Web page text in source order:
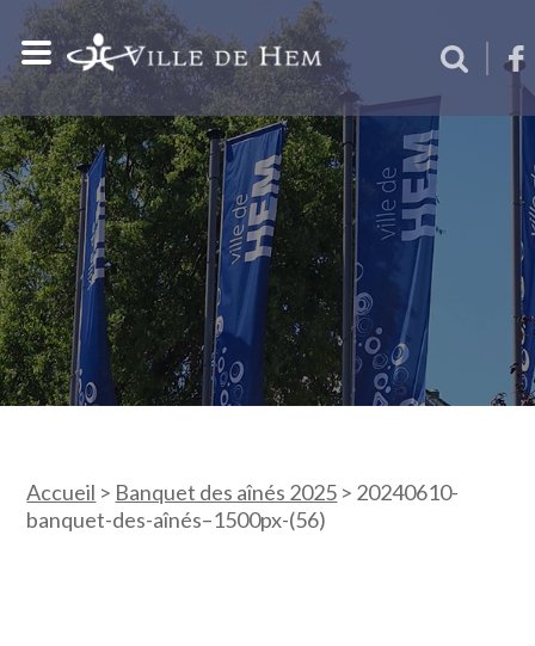
Accueil > Banquet des aînés 2025 > 20240610-
banquet-des-aînés–1500px-(56)